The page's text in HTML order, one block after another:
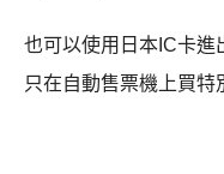
也可以使用日本IC卡進
只在自動售票機上買特